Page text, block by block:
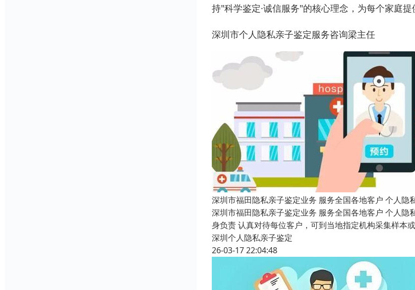
持"科学鉴定·诚信服务"的核心理念，为每个家庭提
深圳市个人隐私亲子鉴定服务咨询梁主任
深圳市福田隐私亲子鉴定业务 服务全国各地客户 个人隐
深圳市福田隐私亲子鉴定业务 服务全国各地客户 个人
身负责 认真对待每位客户，可到当地指定机构采集样本
深圳个人隐私亲子鉴定
26-03-17 22:04:48